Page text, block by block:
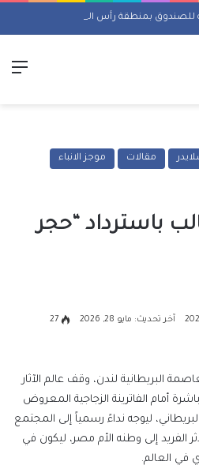
للصندوق بمنطقة رأس البر
مقالات موجز الانباء
باسترداد “حجر
آخر تحديث: مايو 28, 2026 27
البريطانية لندن، وقف عالم الآثار
أمام الفاترينة الزجاجية المعروض
ليوجه نداءً رسمياً إلى المجتمع
الفريد إلى وطنه الأم مصر، ليكون في
في العالم.